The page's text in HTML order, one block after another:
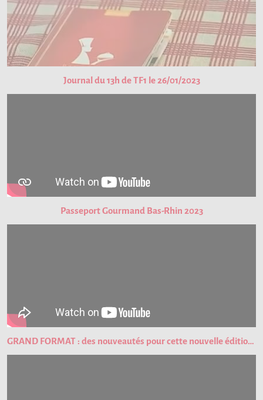
Journal du 13h de TF1 le 26/01/2023
Passeport Gourmand Bas-Rhin 2023
GRAND FORMAT : des nouveautés pour cette nouvelle édition du Passeport Gourmand !